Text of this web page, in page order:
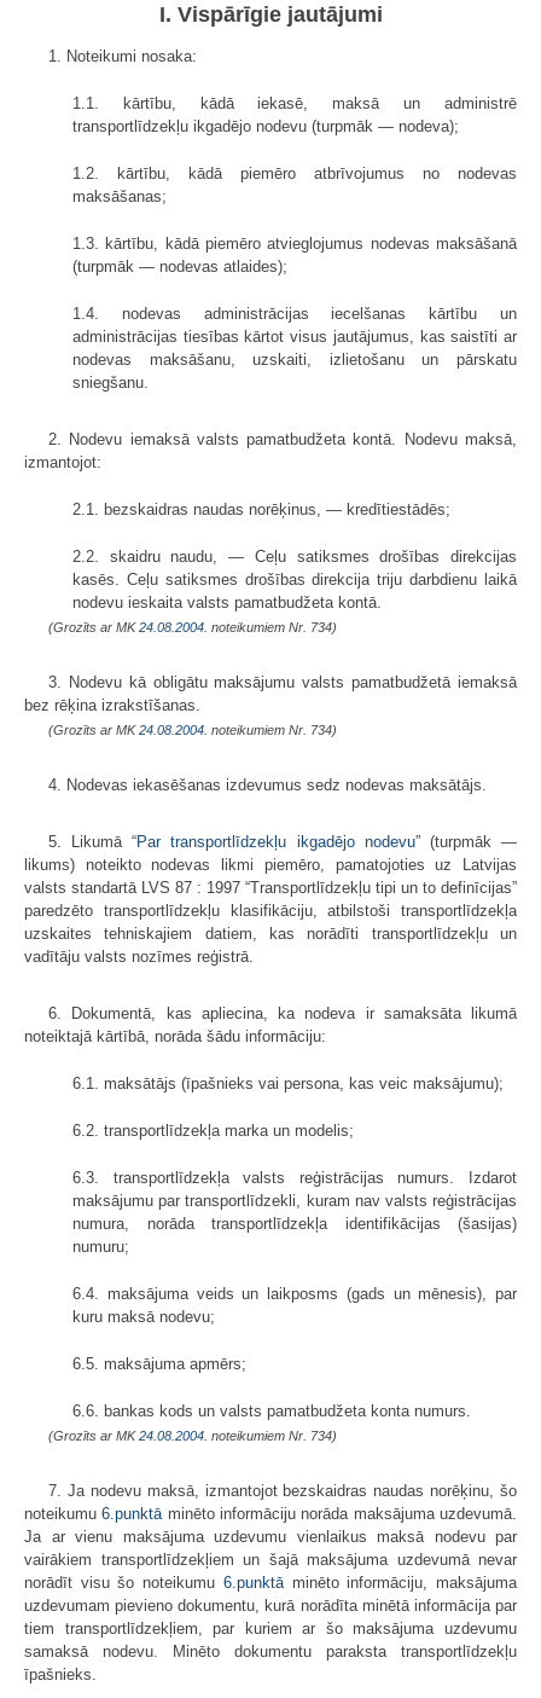
I. Vispārīgie jautājumi
1. Noteikumi nosaka:
1.1. kārtību, kādā iekasē, maksā un administrē
transportlīdzekļu ikgadējo nodevu (turpmāk — nodeva);
1.2. kārtību, kādā piemēro atbrīvojumus no nodevas
maksāšanas;
1.3. kārtību, kādā piemēro atvieglojumus nodevas maksāšanā
(turpmāk — nodevas atlaides);
1.4. nodevas administrācijas iecelšanas kārtību un
administrācijas tiesības kārtot visus jautājumus, kas saistīti ar
nodevas maksāšanu, uzskaiti, izlietošanu un pārskatu
sniegšanu.
2. Nodevu iemaksā valsts pamatbudžeta kontā. Nodevu maksā,
izmantojot:
2.1. bezskaidras naudas norēķinus, — kredītiestādēs;
2.2. skaidru naudu, — Ceļu satiksmes drošības direkcijas
kasēs. Ceļu satiksmes drošības direkcija triju darbdienu laikā
nodevu ieskaita valsts pamatbudžeta kontā.
(Grozīts ar MK24.08.2004. noteikumiem Nr. 734)
3. Nodevu kā obligātu maksājumu valsts pamatbudžetā iemaksā
bez rēķina izrakstīšanas.
(Grozīts ar MK24.08.2004. noteikumiem Nr. 734)
4. Nodevas iekasēšanas izdevumus sedz nodevas maksātājs.
5. Likumā “Par transportlīdzekļu ikgadējo nodevu” (turpmāk —
likums) noteikto nodevas likmi piemēro, pamatojoties uz Latvijas
valsts standartā LVS 87 : 1997 “Transportlīdzekļu tipi un to definīcijas”
paredzēto transportlīdzekļu klasifikāciju, atbilstoši transportlīdzekļa
uzskaites tehniskajiem datiem, kas norādīti transportlīdzekļu un
vadītāju valsts nozīmes reģistrā.
6. Dokumentā, kas apliecina, ka nodeva ir samaksāta likumā
noteiktajā kārtībā, norāda šādu informāciju:
6.1. maksātājs (īpašnieks vai persona, kas veic maksājumu);
6.2. transportlīdzekļa marka un modelis;
6.3. transportlīdzekļa valsts reģistrācijas numurs. Izdarot
maksājumu par transportlīdzekli, kuram nav valsts reģistrācijas
numura, norāda transportlīdzekļa identifikācijas (šasijas)
numuru;
6.4. maksājuma veids un laikposms (gads un mēnesis), par
kuru maksā nodevu;
6.5. maksājuma apmērs;
6.6. bankas kods un valsts pamatbudžeta konta numurs.
(Grozīts ar MK24.08.2004. noteikumiem Nr. 734)
7. Ja nodevu maksā, izmantojot bezskaidras naudas norēķinu, šo
noteikumu6.punktā minēto informāciju norāda maksājuma uzdevumā.
Ja ar vienu maksājuma uzdevumu vienlaikus maksā nodevu par
vairākiem transportlīdzekļiem un šajā maksājuma uzdevumā nevar
norādīt visu šo noteikumu 6.punktāminēto informāciju, maksājuma
uzdevumam pievieno dokumentu, kurā norādīta minētā informācija par
tiem transportlīdzekļiem, par kuriem ar šo maksājuma uzdevumu
samaksā nodevu. Minēto dokumentu paraksta transportlīdzekļu
īpašnieks.